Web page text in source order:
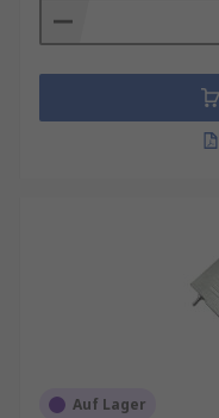
Auf Lager